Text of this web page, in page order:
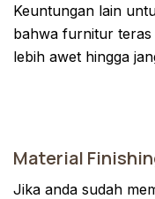
Keuntungan lain
bahwa furnitur teras
lebih awet hingga
Material
Jika anda sudah